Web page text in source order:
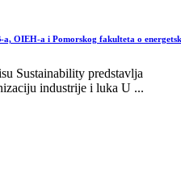
OIEH-a i Pomorskog fakulteta o
Sustainability predstavlja
industrije i luka U ...